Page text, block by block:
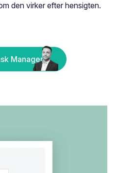
den virker efter hensigten.
Manager